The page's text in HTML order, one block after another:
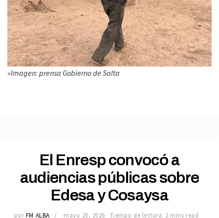
»Imagen: prensa Gobierno de Salta
El Enresp convocó a
audiencias públicas sobre
Edesa y Cosaysa
por FM ALBA mayo 20, 2026 Tiempo de lectura: 2 mins read